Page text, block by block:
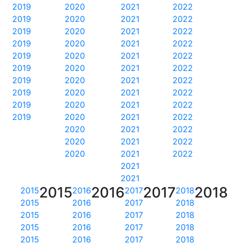
2022
2022
2022
2022
2022
2022
2022
2022
2022
2022
2022
2022
2022
2021
2021
2021
2021
2021
2021
2021
2021
2021
2021
2021
2021
2021
2021
2021
2020
2020
2020
2020
2020
2020
2020
2020
2020
2020
2020
2020
2020
2019
2019
2019
2019
2019
2019
2019
2019
2019
2019
2018
2018
2018
2018
2018
2018
2017
2017
2017
2017
2017
2017
2016
2016
2016
2016
2016
2016
2015
2015
2015
2015
2015
2015